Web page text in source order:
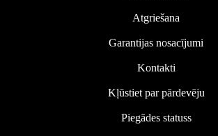
Atgriešana
Garantijas nosacījumi
Kontakti
Kļūstiet par pārdevēju
Piegādes statuss